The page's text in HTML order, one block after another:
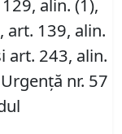
alin. (1),
art. 139, alin.
art. 243, alin.
nr. 57